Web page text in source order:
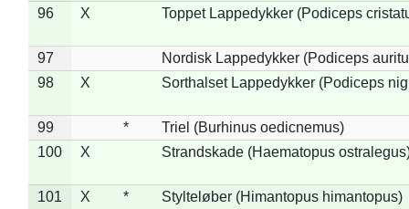
96 X Toppet Lappedykker (Podiceps
97
Nordisk Lappedykker (Podiceps
98
X Sorthalset Lappedykker (Podiceps
99 *
Triel (Burhinus oedicnemus)
100
X Strandskade (Haematopus
101 X * Stylteløber (Himantopus himantopus)